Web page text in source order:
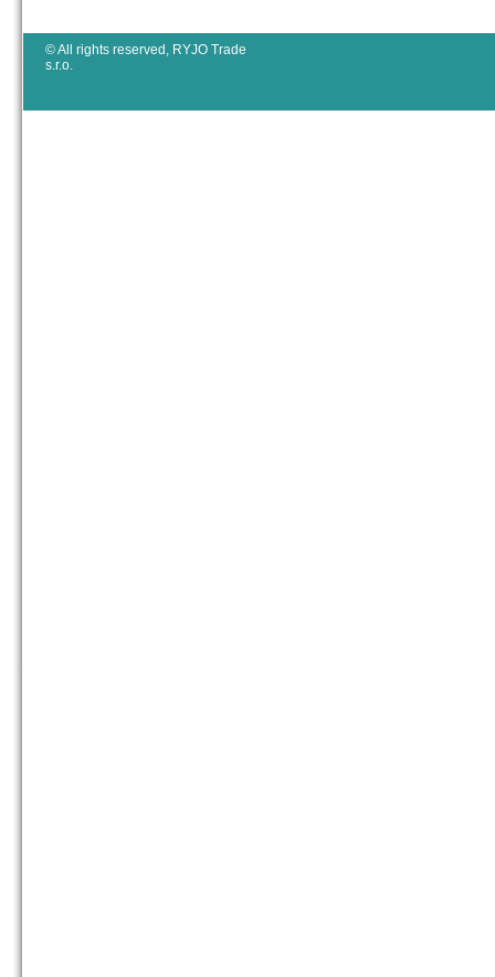
© All rights reserved, RYJO Trade
s.r.o.